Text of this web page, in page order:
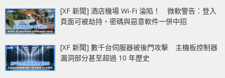
[XF 新聞] 酒店機場 Wi-Fi 淪陷！ 微軟警告：登入
頁面可被劫持，密碼與惡意軟件一併中招
[XF 新聞] 數千台伺服器被後門攻擊 主機板控制器
漏洞部分甚至超過 10 年歷史